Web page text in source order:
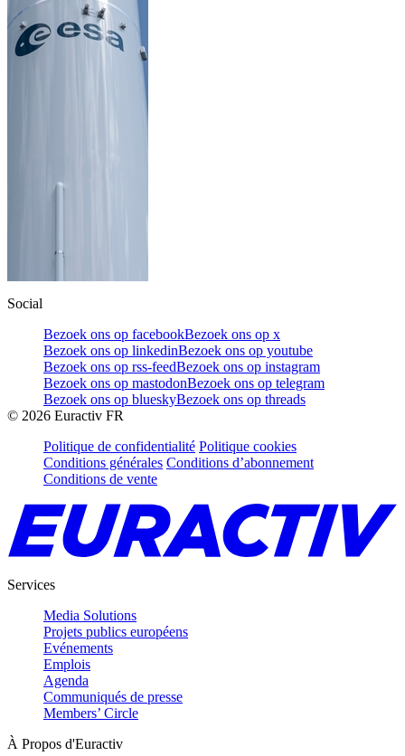
Social
Bezoek ons op facebookBezoek ons op x
Bezoek ons op linkedinBezoek ons op youtube
Bezoek ons op rss-feedBezoek ons op instagram
Bezoek ons op mastodonBezoek ons op telegram
Bezoek ons op blueskyBezoek ons op threads
© 2026 Euractiv FR
Politique de confidentialité Politique cookies
Conditions générales Conditions d’abonnement
Conditions de vente
Services
Media Solutions
Projets publics européens
Evénements
Emplois
Agenda
Communiqués de presse
Members’ Circle
À Propos d'Euractiv